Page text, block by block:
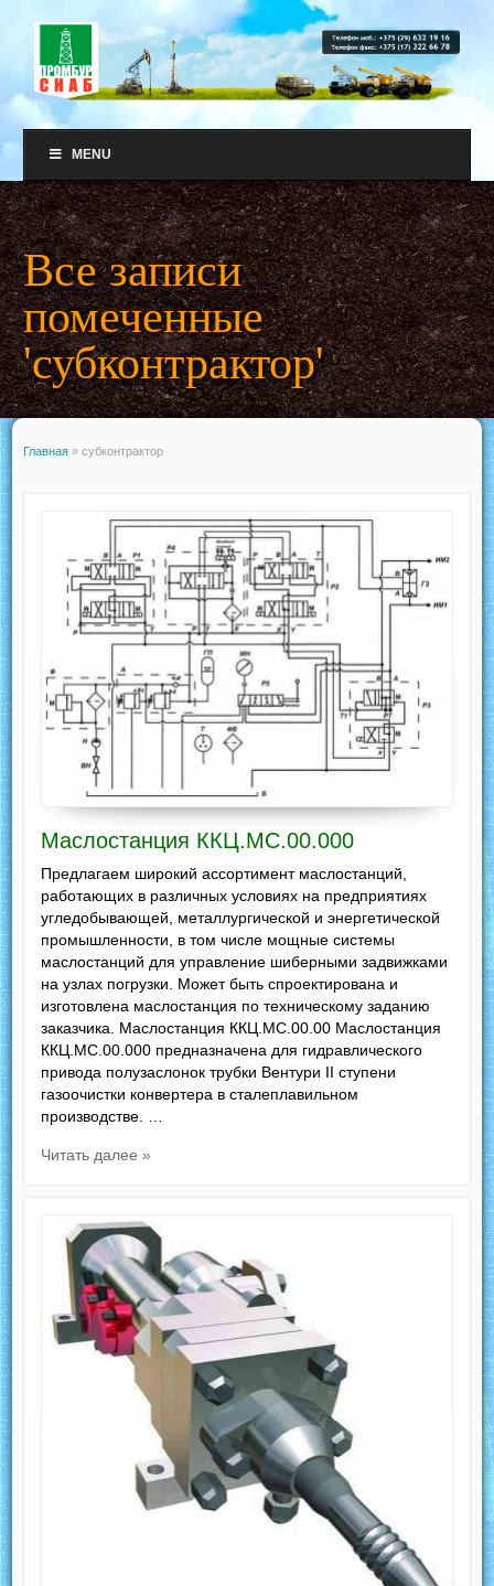
MENU
Все записи
помеченные
'субконтрактор'
Главная » субконтрактор
Маслостанция ККЦ.МС.00.000
Предлагаем широкий ассортимент маслостанций,
работающих в различных условиях на предприятиях
угледобывающей, металлургической и энергетической
промышленности, в том числе мощные системы
маслостанций для управление шиберными задвижками
на узлах погрузки. Может быть спроектирована и
изготовлена маслостанция по техническому заданию
заказчика. Маслостанция ККЦ.МС.00.00 Маслостанция
ККЦ.МС.00.000 предназначена для гидравлического
привода полузаслонок трубки Вентури II ступени
газоочистки конвертера в сталеплавильном
производстве. …
Читать далее »